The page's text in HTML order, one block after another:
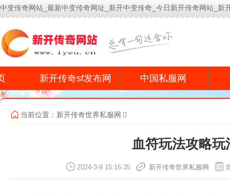
中变传奇网站_最新中变传奇网址_新开中变传奇_今日新开传奇网站_新
新开传奇sf发布网 中国私服网
当前位置： 新开传奇世界私服网
血符玩法攻略玩
2024-3-9 15:16:35 新开传奇世界私服网